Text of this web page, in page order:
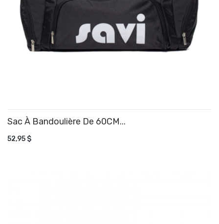
Sac À Bandoulière De 60CM...
52,95 $